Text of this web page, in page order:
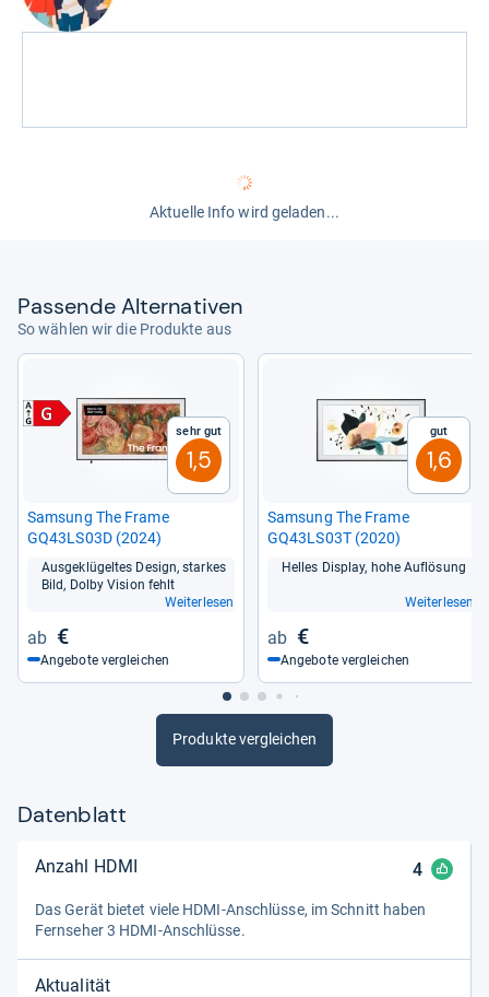
Aktuelle Info wird geladen...
Pas­sende Alter­na­ti­ven
So wählen wir die Produkte aus
Sehr gut
1,5
Sam­sung The Frame
GQ43LS03D (2024)
Aus­ge­klü­gel­tes Design, star­kes
Bild, Dolby Vision fehlt
Weiterlesen
€
Angebote vergleichen
Gut
1,6
Sam­sung The Frame
GQ43LS03T (2020)
Hel­les Dis­play, hohe Auf­lö­sung
Weiterlesen
€
Angebote vergleichen
Produkte vergleichen
Datenblatt
Anzahl HDMI 4
Das Gerät bie­tet viele HDMI-​Anschlüsse, im Schnitt haben
Fern­se­her 3 HDMI-​Anschlüsse.
Aktualität